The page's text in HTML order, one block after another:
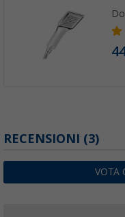
RECENSIONI (3)
VOTA